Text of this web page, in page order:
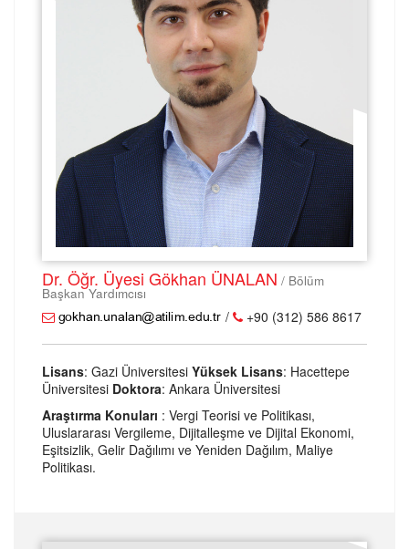
Dr. Öğr. Üyesi Gökhan ÜNALAN / Bölüm
Başkan Yardımcısı
/ +90 (312) 586 8617
Lisans: Gazi Üniversitesi Yüksek Lisans: Hacettepe
Üniversitesi Doktora: Ankara Üniversitesi
Araştırma Konuları : Vergi Teorisi ve Politikası,
Uluslararası Vergileme, Dijitalleşme ve Dijital Ekonomi,
Eşitsizlik, Gelir Dağılımı ve Yeniden Dağılım, Maliye
Politikası.